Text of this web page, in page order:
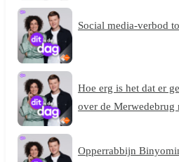
Social media-verbod
Hoe erg is het dat er
over de Merwedebrug
Opperrabbijn